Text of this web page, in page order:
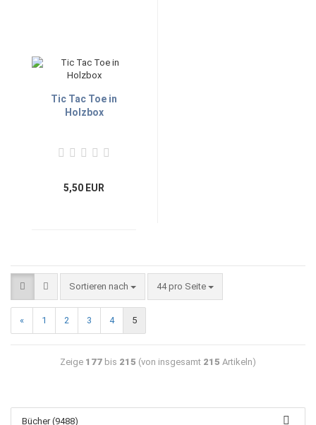
Tic Tac Toe in
Holzbox
5,50 EUR
Sortieren nach 44 pro Seite
« 1 2 3 4 5
Zeige 177 bis 215 (von insgesamt 215 Artikeln)
Bücher (9488)